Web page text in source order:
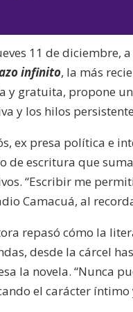
11 de diciembre,
infinito, la más
y gratuita, propone
y los hilos
ex presa política e
de escritura que
“Escribir me
Camacuá, al
repasó cómo la
desde la cárcel
la novela. “Nunca
el carácter